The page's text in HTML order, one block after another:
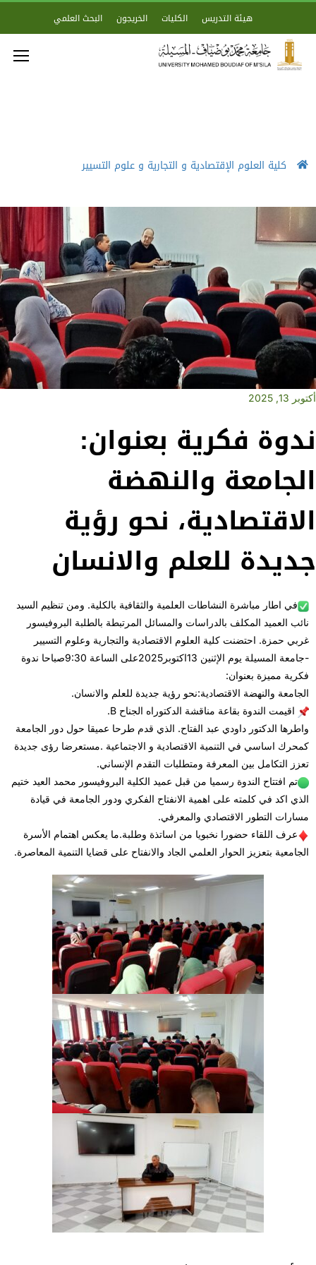
هيئة التدريس الكليات الخريجون البحث العلمي
كلية العلوم الإقتصادية و التجارية و علوم التسيير
أكتوبر 13, 2025
ندوة فكرية بعنوان:
الجامعة والنهضة
الاقتصادية، نحو رؤية
جديدة للعلم والانسان
في اطار مباشرة النشاطات العلمية والثقافية بالكلية. ومن تنظيم السيد
نائب العميد المكلف بالدراسات والمسائل المرتبطة بالطلبة البروفيسور
غربي حمزة. احتضنت كلية العلوم الاقتصادية والتجارية وعلوم التسيير
-جامعة المسيلة يوم الإثنين 13اكتوبر2025على الساعة 9:30صباحا ندوة
فكرية مميزة بعنوان:
الجامعة والنهضة الاقتصادية:نحو رؤية جديدة للعلم والانسان.
اقيمت الندوة بقاعة مناقشة الدكتوراه الجناح B.
واطرها الدكتور داودي عبد الفتاح. الذي قدم طرحا عميقا حول دور الجامعة
كمحرك اساسي في التنمية الاقتصادية و الاجتماعية .مستعرضا رؤى جديدة
تعزز التكامل بين المعرفة ومتطلبات التقدم الإنساني.
تم افتتاح الندوة رسميا من قبل عميد الكلية البروفيسور محمد العيد ختيم
الذي اكد في كلمته على اهمية الانفتاح الفكري ودور الجامعة في قيادة
مسارات التطور الاقتصادي والمعرفي.
عرف اللقاء حضورا نخبويا من اساتذة وطلبة.ما يعكس اهتمام الأسرة
الجامعية بتعزيز الحوار العلمي الجاد والانفتاح على قضايا التنمية المعاصرة.